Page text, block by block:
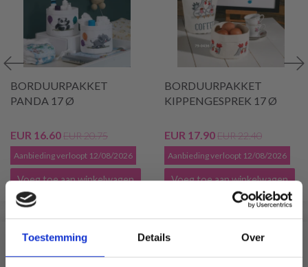
Toestemming Details Over
BORDUURPAKKET
PANDA 17 Ø
EUR 16.60EUR 20.75
Aanbieding verloopt 12/08/2026
Voeg toe aan winkelwagen
BORDUURPAKKET
KIPPENGESPREK 17 Ø
EUR 17.90EUR 22.40
Aanbieding verloopt 12/08/2026
Voeg toe aan winkelwagen
VERGELIJKBAAR MET DIT